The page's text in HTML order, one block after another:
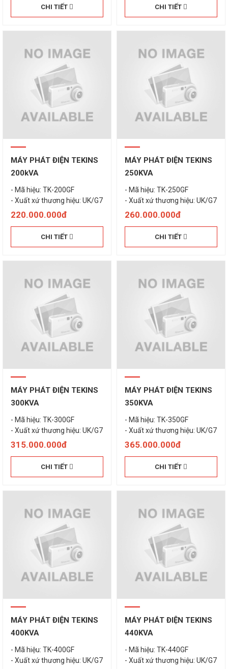
CHI TIẾT CHI TIẾT
MÁY PHÁT ĐIỆN TEKINS
200kVA
- Mã hiệu: TK-200GF
220.000.000đ
CHI TIẾT
MÁY PHÁT ĐIỆN TEKINS
250KVA
- Mã hiệu: TK-250GF
260.000.000đ
CHI TIẾT
MÁY PHÁT ĐIỆN TEKINS
300KVA
- Mã hiệu: TK-300GF
315.000.000đ
CHI TIẾT
MÁY PHÁT ĐIỆN TEKINS
350KVA
- Mã hiệu: TK-350GF
- Xuất xứ thương hiệu: UK/G7
365.000.000đ
CHI TIẾT
MÁY PHÁT ĐIỆN TEKINS
400KVA
- Mã hiệu: TK-400GF
- Xuất xứ thương hiệu: UK/G7
MÁY PHÁT ĐIỆN TEKINS
440KVA
- Mã hiệu: TK-440GF
- Xuất xứ thương hiệu: UK/G7